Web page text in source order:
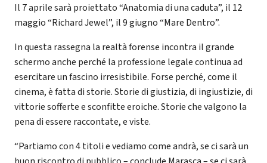
Il 7 aprile sarà proiettato “Anatomia di una caduta”, il 12
maggio “Richard Jewel”, il 9 giugno “Mare Dentro”.
In questa rassegna la realtà forense incontra il grande
schermo anche perché la professione legale continua ad
esercitare un fascino irresistibile. Forse perché, come il
cinema, è fatta di storie. Storie di giustizia, di ingiustizie, di
vittorie sofferte e sconfitte eroiche. Storie che valgono la
pena di essere raccontate, e viste.
“Partiamo con 4 titoli e vediamo come andrà, se ci sarà un